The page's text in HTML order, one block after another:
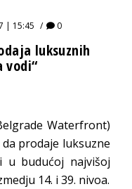
| 15:45 0
luksuznih
vodi“
Waterfront)
prodaje luksuzne
u budućoj najvišoj
14. i 39. nivoa.